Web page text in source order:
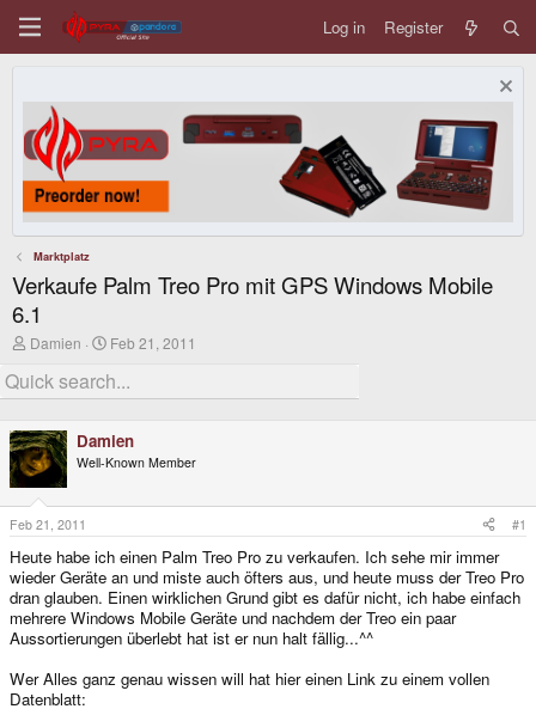
Log in Register
Marktplatz
Verkaufe Palm Treo Pro mit GPS Windows Mobile
6.1
T
r
e
d
s
t
a
r
t
e
r
Damien
S
a
r
d
a
t
Feb 21, 2011
Damien
Well-Known Member
Feb 21, 2011 #1
Heute habe ich einen Palm Treo Pro zu verkaufen. Ich sehe mir immer
wieder Geräte an und miste auch öfters aus, und heute muss der Treo Pro
dran glauben. Einen wirklichen Grund gibt es dafür nicht, ich habe einfach
mehrere Windows Mobile Geräte und nachdem der Treo ein paar
Aussortierungen überlebt hat ist er nun halt fällig...^^
Wer Alles ganz genau wissen will hat hier einen Link zu einem vollen
Datenblatt: